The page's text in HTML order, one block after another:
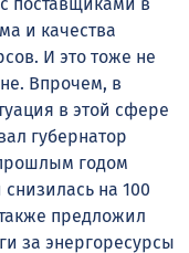
и качества
И это тоже не
Впрочем, в
в этой сфере
губернатор
годом
на 100
предложил
за энергоресурсы